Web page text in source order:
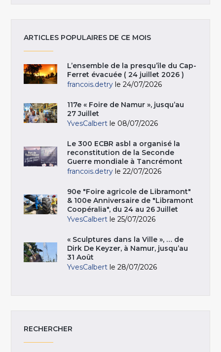
ARTICLES POPULAIRES DE CE MOIS
L’ensemble de la presqu’île du Cap-
Ferret évacuée ( 24 juillet 2026 )
francois.detry le 24/07/2026
117e « Foire de Namur », jusqu’au
27 Juillet
YvesCalbert le 08/07/2026
Le 300 ECBR asbl a organisé la
reconstitution de la Seconde
Guerre mondiale à Tancrémont
francois.detry le 22/07/2026
90e "Foire agricole de Libramont"
& 100e Anniversaire de "Libramont
Coopéralia", du 24 au 26 Juillet
YvesCalbert le 25/07/2026
« Sculptures dans la Ville », … de
Dirk De Keyzer, à Namur, jusqu’au
31 Août
YvesCalbert le 28/07/2026
RECHERCHER